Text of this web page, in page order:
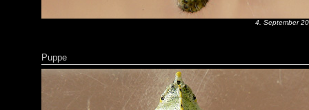
4. September
Puppe